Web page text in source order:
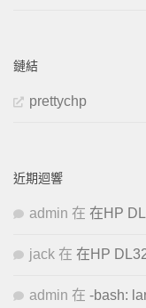
鏈結
prettychp
近期迴響
admin 在 在HP
jack 在 在HP
admin 在 -bash: